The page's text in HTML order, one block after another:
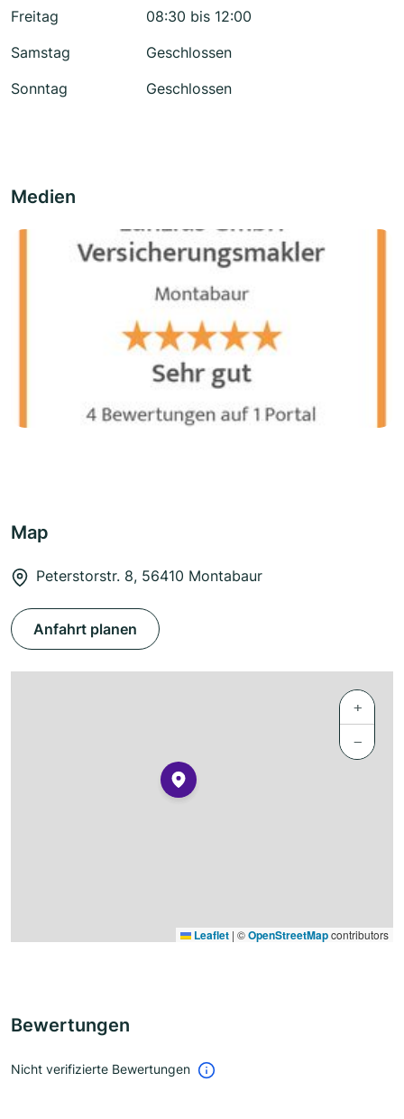
Freitag
08:30 bis 12:00
Samstag
Geschlossen
Sonntag
Geschlossen
Medien
Map
Peterstorstr. 8, 56410 Montabaur
Anfahrt planen
+
−
Leaflet | ©OpenStreetMapcontributors
Bewertungen
Nicht verifizierte Bewertungen